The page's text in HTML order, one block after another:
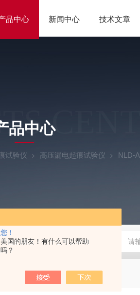
！
国的朋友！有什么可以帮助
？
品中心 新闻中心 技术文章
品中心
试验仪 高压漏电起痕试验仪 NLD-
GCDDJ-50Kv电压击穿试验仪-微机控制